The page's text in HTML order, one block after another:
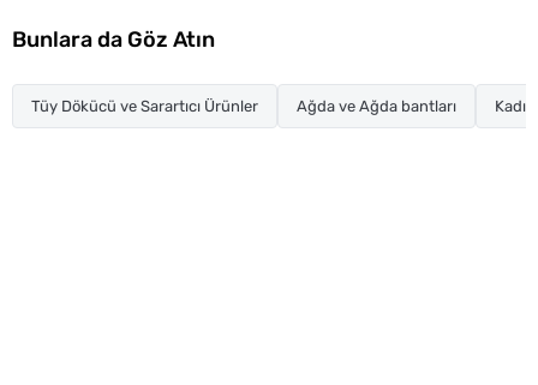
Bunlara da Göz Atın
Tüy Dökücü ve Sarartıcı Ürünler Ağda ve Ağda bantları